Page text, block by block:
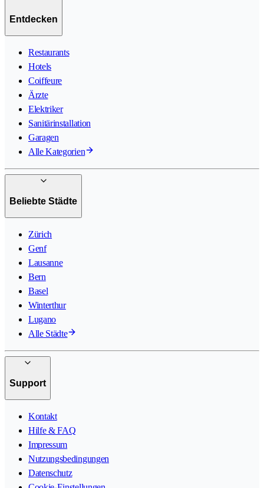
Entdecken
Restaurants
Hotels
Coiffeure
Ärzte
Elektriker
Sanitärinstallation
Garagen
Alle Kategorien
Beliebte Städte
Zürich
Genf
Lausanne
Bern
Basel
Winterthur
Lugano
Alle Städte
Support
Kontakt
Hilfe & FAQ
Impressum
Nutzungsbedingungen
Datenschutz